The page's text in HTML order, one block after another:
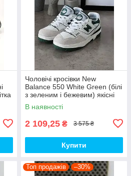
Чоловічі кросівки New
Balance 550 White Green (білі
з зеленим і бежевим) якісні
модні кроси NB020 топ
В наявності
2 109,25 ₴ 3 575 ₴
Купити
Топ продажів –30%